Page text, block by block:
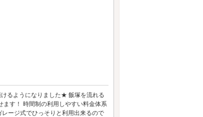
るようになりました★ 飯塚を流れる
す！ 時間制の利用しやすい料金体系
ージ式でひっそりと利用出来るので